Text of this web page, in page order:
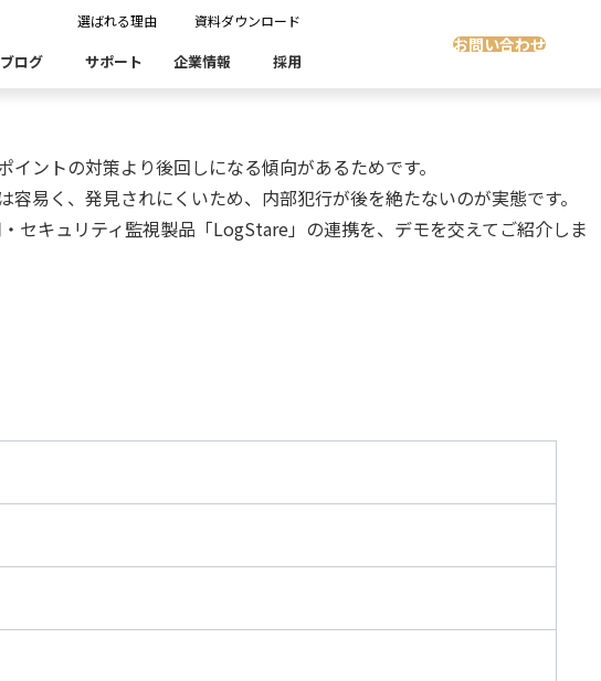
選ばれる理由 資料ダウンロード
自社開発製品群
ィ テスト自動化・効率化 ディザスタリカバリ
製品検索
ディザスタリカバリ データガバナンス
とができます。
製品検索
Insight Masking
db tech showcase
ブログ
CEOブログ
サポート 企業情報
沿革
採用
お問い合わせ
ム監視と可視化
ントの対策より後回しになる傾向があるためです。
易く、発見されにくいため、内部犯行が後を絶たないのが実態です。
セキュリティ監視製品「LogStare」の連携を、デモを交えてご紹介しま